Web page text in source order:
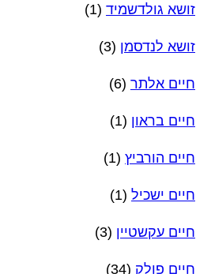
זושא גולדשמיד (1)
זושא לנדסמן (3)
חיים אלתר (6)
חיים בראון (1)
חיים הורביץ (1)
חיים ישכיל (1)
חיים עקשטיין (3)
חיים פולק (34)